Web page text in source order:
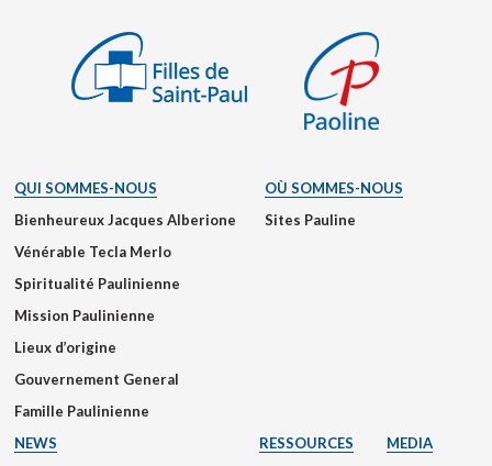
QUI SOMMES-NOUS
Bienheureux Jacques Alberione
Vénérable Tecla Merlo
Spiritualité Paulinienne
Mission Paulinienne
Lieux d’origine
Gouvernement General
Famille Paulinienne
OÙ SOMMES-NOUS
Sites Pauline
NEWS RESSOURCES MEDIA